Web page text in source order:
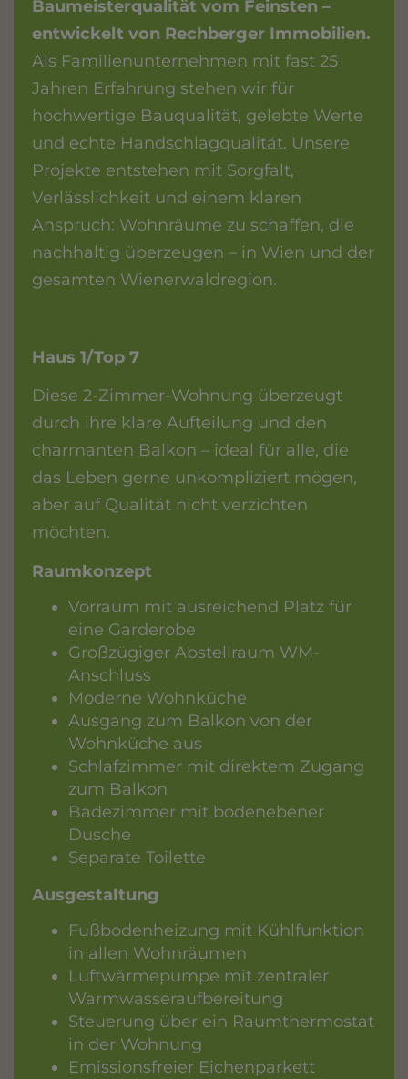
Baumeisterqualität vom Feinsten –
entwickelt von Rechberger Immobilien.
Als Familienunternehmen mit fast 25
Jahren Erfahrung stehen wir für
hochwertige Bauqualität, gelebte Werte
und echte Handschlagqualität. Unsere
Projekte entstehen mit Sorgfalt,
Verlässlichkeit und einem klaren
Anspruch: Wohnräume zu schaffen, die
nachhaltig überzeugen – in Wien und der
gesamten Wienerwaldregion.
Haus 1/Top 7
Diese 2-Zimmer-Wohnung überzeugt
durch ihre klare Aufteilung und den
charmanten Balkon – ideal für alle, die
das Leben gerne unkompliziert mögen,
aber auf Qualität nicht verzichten
möchten.
Raumkonzept
Vorraum mit ausreichend Platz für
eine Garderobe
Großzügiger Abstellraum WM-
Anschluss
Moderne Wohnküche
Ausgang zum Balkon von der
Wohnküche aus
Schlafzimmer mit direktem Zugang
zum Balkon
Badezimmer mit bodenebener
Dusche
Separate Toilette
Ausgestaltung
Fußbodenheizung mit Kühlfunktion
in allen Wohnräumen
Luftwärmepumpe mit zentraler
Warmwasseraufbereitung
Steuerung über ein Raumthermostat
in der Wohnung
Emissionsfreier Eichenparkett